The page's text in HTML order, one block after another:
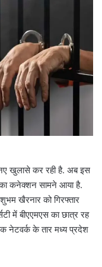
खुलासे कर रही है. अब इस
का कनेक्शन सामने आया है.
खैरनार को गिरफ्तार
में बीएएमएस का छात्र रह
नेटवर्क के तार मध्य प्रदेश